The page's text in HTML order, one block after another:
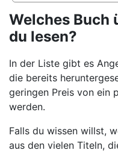
Welches Buch
du lesen?
In der Liste gibt es
die bereits
geringen Preis von ein
werden.
Falls du wissen willst,
aus den vielen Titeln,